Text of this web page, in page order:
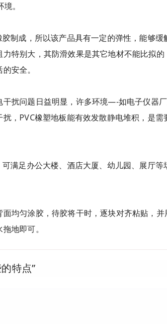
。
制成，所以该产品具有一定的弹性，能够缓
特别大，其防滑效果是其它地材不能比拟
安全。
扰问题日益明显，许多环境—-如电子仪器
，PVC橡塑地板能有效发散静电堆积，是需
满足办公大楼、酒店大厦、幼儿园、展厅等
均匀涂胶，待胶将干时，逐块对齐粘贴，并
地即可。
特点”